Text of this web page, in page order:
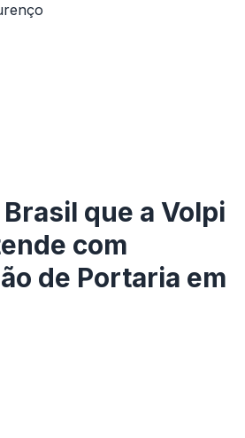
que a Volpi
com
de Portaria em